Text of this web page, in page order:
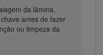
da lâmina,
antes de fazer
ou limpeza da